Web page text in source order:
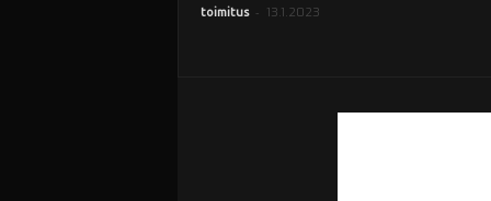
toimitus - 13.1.2023